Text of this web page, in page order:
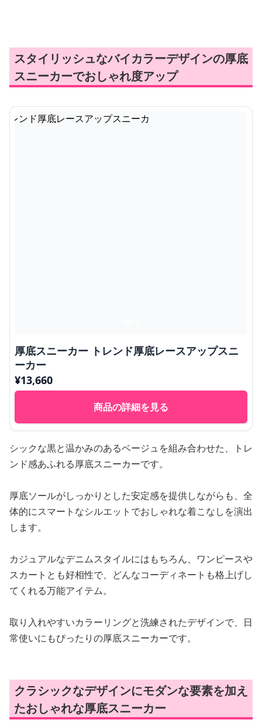
スタイリッシュなバイカラーデザインの厚底
スニーカーでおしゃれ度アップ
厚底スニーカー トレンド厚底レースアップスニ
ーカー
¥13,660
商品の詳細を見る
シックな黒と温かみのあるベージュを組み合わせた、トレ
ンド感あふれる厚底スニーカーです。
厚底ソールがしっかりとした安定感を提供しながらも、全
体的にスマートなシルエットでおしゃれな着こなしを演出
します。
カジュアルなデニムスタイルにはもちろん、ワンピースや
スカートとも好相性で、どんなコーディネートも格上げし
てくれる万能アイテム。
取り入れやすいカラーリングと洗練されたデザインで、日
常使いにもぴったりの厚底スニーカーです。
クラシックなデザインにモダンな要素を加え
たおしゃれな厚底スニーカー